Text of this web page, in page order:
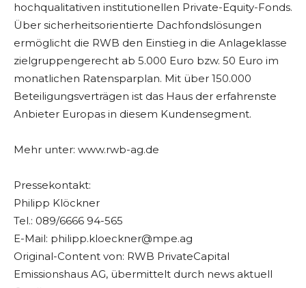
hochqualitativen institutionellen Private-Equity-Fonds.
Über sicherheitsorientierte Dachfondslösungen
ermöglicht die RWB den Einstieg in die Anlageklasse
zielgruppengerecht ab 5.000 Euro bzw. 50 Euro im
monatlichen Ratensparplan. Mit über 150.000
Beteiligungsverträgen ist das Haus der erfahrenste
Anbieter Europas in diesem Kundensegment.
Mehr unter: www.rwb-ag.de
Pressekontakt:
Philipp Klöckner
Tel.: 089/6666 94-565
E-Mail: philipp.kloeckner@mpe.ag
Original-Content von: RWB PrivateCapital
Emissionshaus AG, übermittelt durch news aktuell